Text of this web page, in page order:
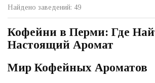
Найдено заведений: 49
Кофейни в Перми: Где
Настоящий Аромат
Мир Кофейных Ароматов